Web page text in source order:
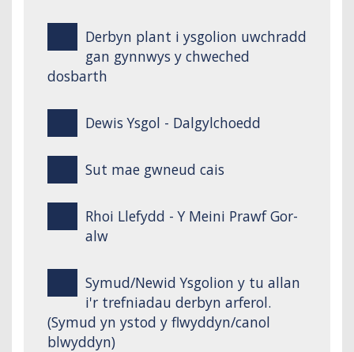
Derbyn plant i ysgolion uwchradd
gan gynnwys y chweched
dosbarth
Dewis Ysgol - Dalgylchoedd
Sut mae gwneud cais
Rhoi Llefydd - Y Meini Prawf Gor-
alw
Symud/Newid Ysgolion y tu allan
i'r trefniadau derbyn arferol.
(Symud yn ystod y flwyddyn/canol
blwyddyn)